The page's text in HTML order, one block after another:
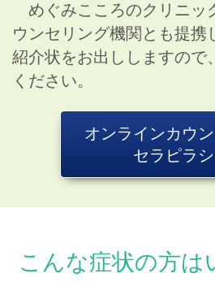
の通り変更いたします。
最終受付 16:30 診察
診療の順番について
当院は完全予約制ですが
り順番が前後することが
予めご了承ください。
めぐみこころのクリニッ
ウンセリング機関とも提携
紹介状をお出ししますので
ください。
オンラインカウ
セラピラ
こんな症状の方は